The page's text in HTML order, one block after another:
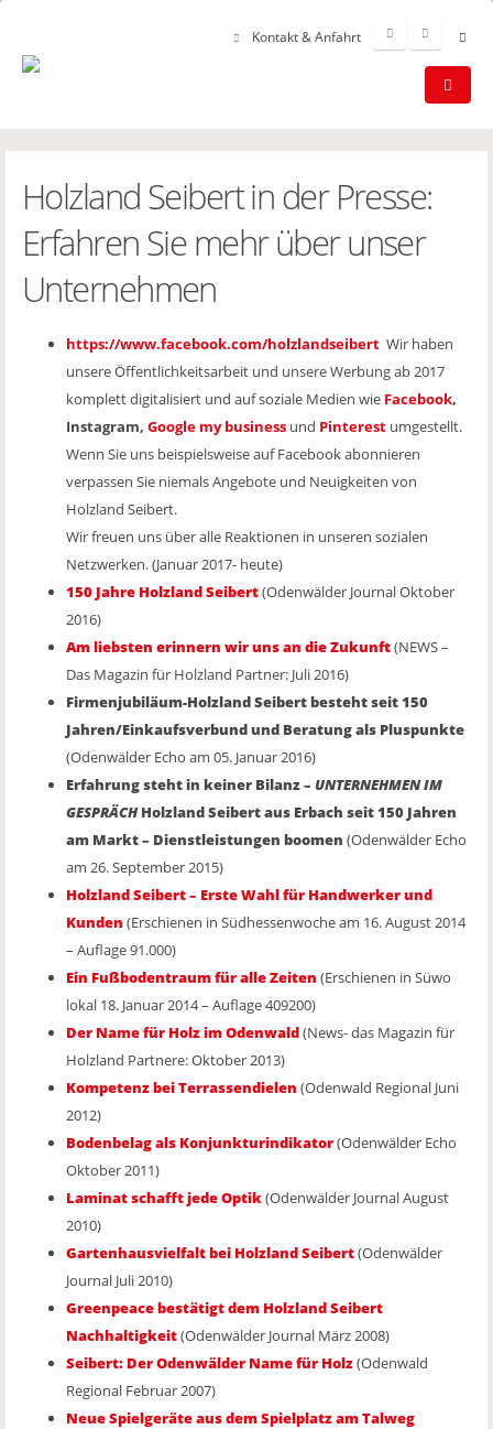
Kontakt & Anfahrt
Holzland Seibert in der Presse:
Erfahren Sie mehr über unser
Unternehmen
https://www.facebook.com/holzlandseibert Wir haben
unsere Öffentlichkeitsarbeit und unsere Werbung ab 2017
komplett digitalisiert und auf soziale Medien wie Facebook,
Instagram, Google my business und Pinterest umgestellt.
Wenn Sie uns beispielsweise auf Facebook abonnieren
verpassen Sie niemals Angebote und Neuigkeiten von
Holzland Seibert.
Wir freuen uns über alle Reaktionen in unseren sozialen
Netzwerken. (Januar 2017- heute)
150 Jahre Holzland Seibert(Odenwälder Journal Oktober
2016)
Am liebsten erinnern wir uns an die Zukunft(NEWS –
Das Magazin für Holzland Partner: Juli 2016)
Firmenjubiläum-Holzland Seibert besteht seit 150
Jahren/Einkaufsverbund und Beratung als Pluspunkte
(Odenwälder Echo am 05. Januar 2016)
Erfahrung steht in keiner Bilanz – UNTERNEHMEN IM
GESPRÄCHHolzland Seibert aus Erbach seit 150 Jahren
am Markt – Dienstleistungen boomen (Odenwälder Echo
am 26. September 2015)
Holzland Seibert – Erste Wahl für Handwerker und
Kunden (Erschienen in Südhessenwoche am 16. August 2014
– Auflage 91.000)
Ein Fußbodentraum für alle Zeiten (Erschienen in Süwo
lokal 18. Januar 2014 – Auflage 409200)
Der Name für Holz im Odenwald(News- das Magazin für
Holzland Partnere: Oktober 2013)
Kompetenz bei Terrassendielen (Odenwald Regional Juni
2012)
Bodenbelag als Konjunkturindikator(Odenwälder Echo
Oktober 2011)
Laminat schafft jede Optik(Odenwälder Journal August
2010)
Gartenhausvielfalt bei Holzland Seibert(Odenwälder
Journal Juli 2010)
Greenpeace bestätigt dem Holzland Seibert
Nachhaltigkeit(Odenwälder Journal März 2008)
Seibert: Der Odenwälder Name für Holz(Odenwald
Regional Februar 2007)
Neue Spielgeräte aus dem Spielplatz am Talweg